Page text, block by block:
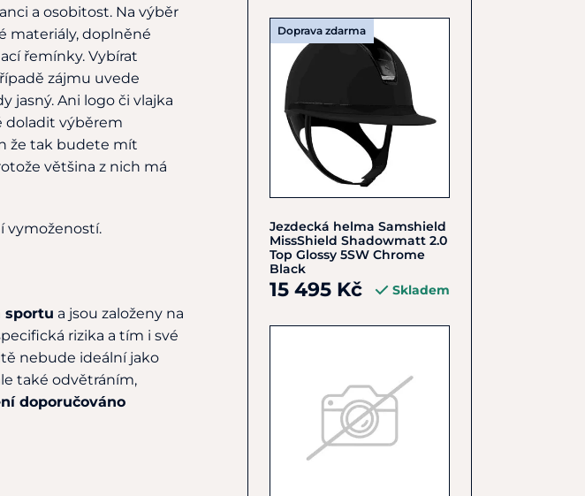
a osobitost. Na výběr
materiály, doplněné
řemínky. Vybírat
zájmu uvede
jasný. Ani logo či vlajka
doladit výběrem
že tak budete mít
většina z nich má
vymožeností.
sportu a jsou založeny na
rizika a tím i své
nebude ideální jako
také odvětráním,
doporučováno
Doprava zdarma
Jezdecká helma Samshield
MissShield Shadowmatt 2.0
Top Glossy 5SW Chrome
Black
15 495 Kč Skladem